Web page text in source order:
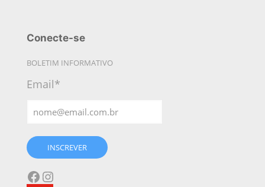
Conecte-se
BOLETIM INFORMATIVO
Email*
INSCREVER
Facebook
Instagram